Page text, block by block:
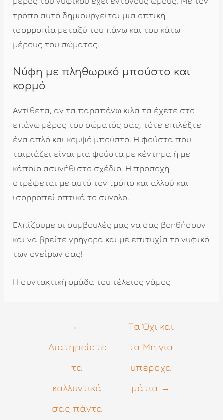
τρόπο αυτό δημιουργείται μια οπτική
ισορροπία μεταξύ του πάνω και του κάτω
μέρους του σώματος.
Νύφη με πληθωρικό μπούστο και
κορμό
Αντίθετα, αν τα παραπάνω κιλά τα έχετε στο
επάνω μέρος του σώματός σας, τότε επιλέξτε
ένα απλό και κομψό μπούστο. Η φούστα που
ταιριάζει είναι μια φούστα με κέντημα ή με
κάποιο ασυνήθιστο σχέδιο. Η προσοχή
στρέφεται με αυτό τον τρόπο και αλλού και
ισορροπεί οπτικά το σύνολο.
Ελπίζουμε οι συμβουλές μας να σας βοηθήσουν
και να βρείτε γρήγορα και με επιτυχία το νυφικό
των ονείρων σας!
Η συντακτική ομάδα του τέλειος γάμος
←
Διατηρείστε
τα
καλλυντικά
σας πάντα
Τα Όχι και
τα Μη για
υπέροχα
μάτια →